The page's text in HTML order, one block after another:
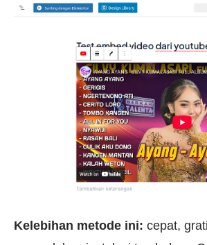
Kelebihan metode ini: cepat,